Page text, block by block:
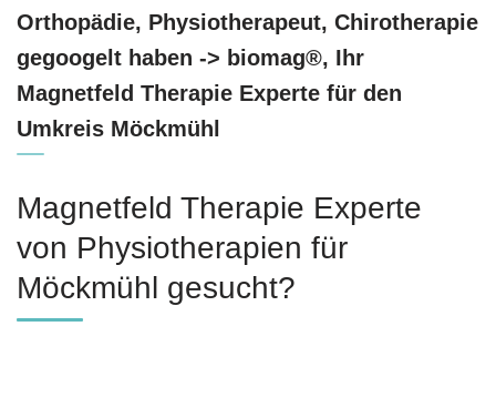
Orthopädie, Physiotherapeut, Chirotherapie
gegoogelt haben -> biomag®, Ihr
Magnetfeld Therapie Experte für den
Umkreis Möckmühl
Magnetfeld Therapie Experte
von Physiotherapien für
Möckmühl gesucht?